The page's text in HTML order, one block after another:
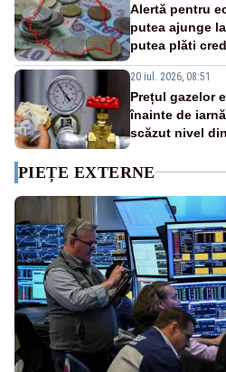
Alertă pentru
putea ajunge
putea plăti
20 iul. 2026, 08:51
Prețul gazelor
înainte de
scăzut nivel
PIEȚE EXTERNE